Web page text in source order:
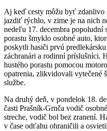
Aj keď cesty môžu byť zdanlivo
jazdiť rýchlo, v zime je na nich
nedeľu 17. decembra popoludní
porastu šmyklo osobné auto,
poskytli hasiči prvú
záchranári a rodinní príslušníci.
hustého porastu pomocou
opatrenia, zlikvidovali vytečené
službe.
Na druhý deň, v pondelok 18.
časti Prašník-Grnča vodič
streche, vodič bol bez zranení.
v čase odťahu ohraničili a